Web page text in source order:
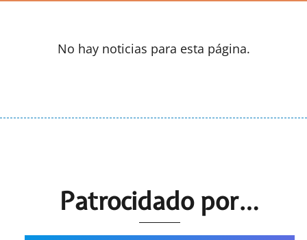
No hay noticias para esta página.
Patrocidado por…